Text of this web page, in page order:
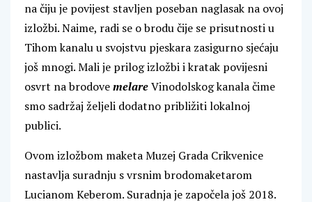
na čiju je povijest stavljen poseban naglasak na ovoj
izložbi. Naime, radi se o brodu čije se prisutnosti u
Tihom kanalu u svojstvu pjeskara zasigurno sjećaju
još mnogi. Mali je prilog izložbi i kratak povijesni
osvrt na brodovemelareVinodolskog kanala čime
smo sadržaj željeli dodatno približiti lokalnoj
publici.
Ovom izložbom maketa Muzej Grada Crikvenice
nastavlja suradnju s vrsnim brodomaketarom
Lucianom Keberom. Suradnja je započela još 2018.